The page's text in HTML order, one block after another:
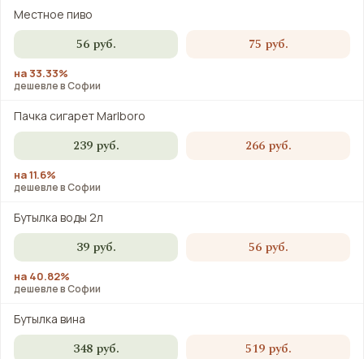
Местное пиво
56 руб. 75 руб.
на 33.33%
дешевле в Софии
Пачка сигарет Marlboro
239 руб. 266 руб.
на 11.6%
дешевле в Софии
Бутылка воды 2л
39 руб. 56 руб.
на 40.82%
дешевле в Софии
Бутылка вина
348 руб. 519 руб.